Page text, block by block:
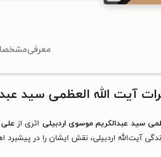
معرفی
الله العظمی سید
سید عبدالکریم موسوی اردبیلی اثری از علی
آیت‌الله اردبیلی، نقش ایشان را در پیشبرد